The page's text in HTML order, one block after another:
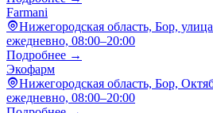
Farmani
Нижегородская область, Бор,
ежедневно, 08:00–20:00
Подробнее →
Экофарм
Нижегородская область, Бор,
ежедневно, 08:00–20:00